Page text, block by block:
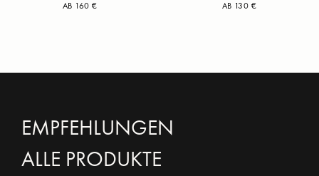
AB 160 € AB 130 €
EMPFEHLUNGEN
ALLE PRODUKTE